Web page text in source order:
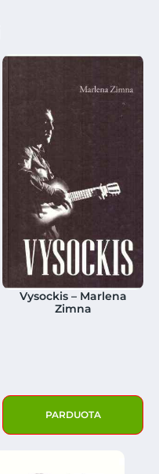
Vysockis – Marlena
Zimna
PARDUOTA